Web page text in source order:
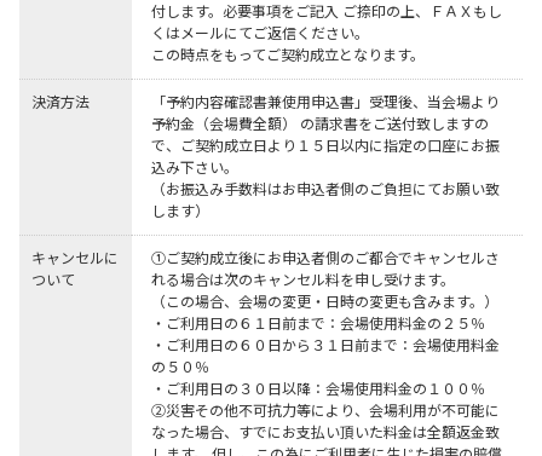
付します。必要事項をご記入 ご捺印の上、ＦＡＸもし
くはメールにてご返信ください。
この時点をもってご契約成立となります。
決済方法
「予約内容確認書兼使用申込書」受理後、当会場より
予約金（会場費全額） の請求書をご送付致しますの
で、ご契約成立日より１５日以内に指定の口座にお振
込み下さい。
（お振込み手数料はお申込者側のご負担にてお願い致
します）
キャンセルに
ついて
①ご契約成立後にお申込者側のご都合でキャンセルさ
れる場合は次のキャンセル料を申し受けます。
（この場合、会場の変更・日時の変更も含みます。）
・ご利用日の６１日前まで：会場使用料金の２５％
・ご利用日の６０日から３１日前まで：会場使用料金
の５０％
・ご利用日の３０日以降：会場使用料金の１００％
②災害その他不可抗力等により、会場利用が不可能に
なった場合、すでにお支払い頂いた料金は全額返金致